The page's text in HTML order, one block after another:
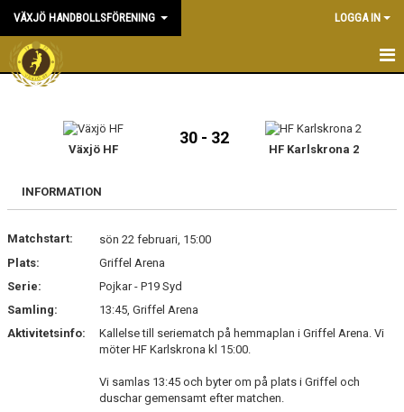
VÄXJÖ HANDBOLLSFÖRENING LOGGA IN
HEM
KONTAKT & KANSLI
DOKUMENT
VÅRA LAG
Växjö HF
30 - 32
HF Karlskrona 2
INFORMATION
Matchstart:
sön 22 februari, 15:00
Plats:
Griffel Arena
Serie:
Pojkar - P19 Syd
Samling:
13:45, Griffel Arena
Aktivitetsinfo:
Kallelse till seriematch på hemmaplan i Griffel Arena. Vi
möter HF Karlskrona kl 15:00.
Vi samlas 13:45 och byter om på plats i Griffel och
duschar gemensamt efter matchen.